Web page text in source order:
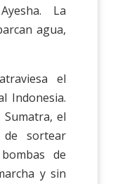
La
agua,
el
Indonesia.
el
de sortear
de
y sin